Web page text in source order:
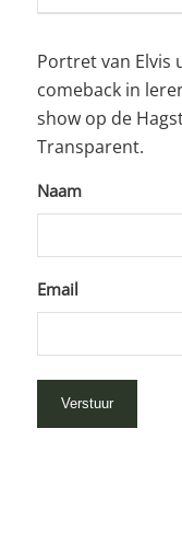
Portret van Elvis
comeback in
show op de
Transparent.
Naam
Email